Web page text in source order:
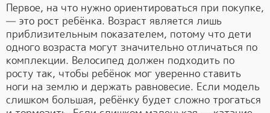
Первое, на что нужно ориентироваться при покупке,
— это рост ребёнка. Возраст является лишь
приблизительным показателем, потому что дети
одного возраста могут значительно отличаться по
комплекции. Велосипед должен подходить по
росту так, чтобы ребёнок мог уверенно ставить
ноги на землю и держать равновесие. Если модель
слишком большая, ребёнку будет сложно трогаться